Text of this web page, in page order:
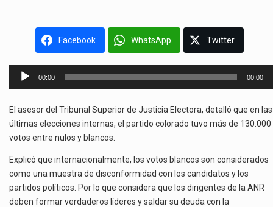
Facebook WhatsApp Twitter
Reproductor
00:00 00:00
El asesor del Tribunal Superior de Justicia Electora, detalló que en las
últimas elecciones internas, el partido colorado tuvo más de 130.000
votos entre nulos y blancos.
Explicó que internacionalmente, los votos blancos son considerados
como una muestra de disconformidad con los candidatos y los
partidos políticos. Por lo que considera que los dirigentes de la ANR
deben formar verdaderos líderes y saldar su deuda con la